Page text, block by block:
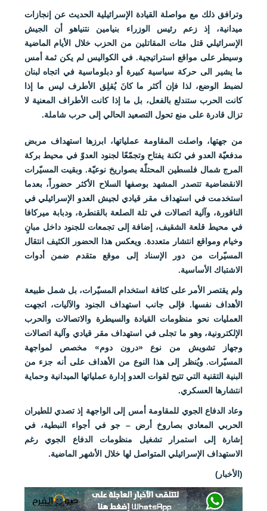
وترافق ذلك مع مواصلة القيادة الإسرائيلية الحديث عن إنجازات
ميدانية، إذ زعم رئيس الوزراء بنيامين نتنياهو أن الجيش
الإسرائيلي قتل مئات المقاتلين من الحزب خلال الأيام الماضية
وسيطر على مواقع استراتيجية. في الكواليس لم يكن ثمة أمس
ما يشير الى حركة سياسية كبيرة أو دبلوماسية في اتجاه لبنان
لضبط الوضع، لذا فإن أكثر ما كانَ يُقلِق الأطرف ليس ما إذا
كانت الحرب ستندلع بالفعل، بل ما إذا كانت الأطراف المعنية لا
تزال قادرة على منع تحول التصعيد الحالي إلى حرب شاملة.
من جهتها، واصلت المقاومة عملياتها، ابرزها استهداف مربض
مدفعيّة العدو في ثكنة يفتاح وتجمّعًا لجنود العدوّ في محيط بركة
المرج شمال فلسطين المحتلّة بصواريخ نوعيّة. وبقيت المسيّرات
الانقضاضية تتصدر المشهد بوصفها السلاح الأكثر حضوراً، بعدما
استخدمت في استهداف مقر قيادي لجيش العدو الإسرائيلي في
الناقورة، وآلية اتصالات في تلة الصلعة بالقنطرة، ودبابة ميركافا
في محيط قلعة الشقيف، إضافة إلى تجمعات للجنود داخل مبانٍ
وخيام ومواقع انتشار متعددة. ويعكس هذا الحضور الكثيف انتقال
المسيّرات من دور الإسناد إلى موقع متقدم ضمن أدوات
الاشتباك الأساسية.
ولم يقتصر الأمر على كثافة استخدام المسيّرات، بل شمل طبيعة
الأهداف نفسها. فإلى جانب استهداف الجنود والآليات، اتجهت
العمليات نحو منظومات القيادة والسيطرة والاتصالات والحرب
الإلكترونية، وهو ما تجلى في استهداف مقر قيادي وآلية اتصالات
وجهاز تشويش من نوع «درون دوم» مخصص لمواجهة
المسيّرات. ويُنظر إلى هذا النوع من الأهداف على أنه جزء من
البنية التقنية التي تتيح لقوات العدو إدارة عملياتها الميدانية وحماية
انتشارها العسكري.
وعاد الدفاع الجوي للمقاومة أمس إلى الواجهة إذ تصدي للطيران
الحربي المعادي بصاروخ أرض – جو في أجواء النبطية، في
إشارة إلى استمرار تشغيل منظومات الدفاع الجوي رغم
الاستهداف الإسرائيلي المتواصل لها خلال الأشهر الماضية.
(الأخبار)